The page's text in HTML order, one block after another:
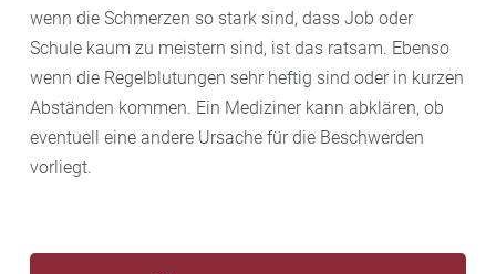
wenn die Schmerzen so stark sind, dass Job oder
Schule kaum zu meistern sind, ist das ratsam. Ebenso
wenn die Regelblutungen sehr heftig sind oder in kurzen
Abständen kommen. Ein Mediziner kann abklären, ob
eventuell eine andere Ursache für die Beschwerden
vorliegt.